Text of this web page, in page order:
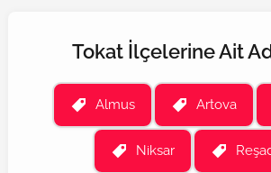
Tokat İlçelerine Ait
Almus Artova
Niksar